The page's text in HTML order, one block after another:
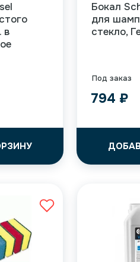
в
Под заказ
Бокал
для
стекло,
794 ₽